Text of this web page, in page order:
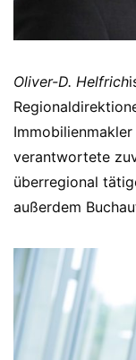
Oliver-D. Helfrich
verantwortete
überregional
außerdem